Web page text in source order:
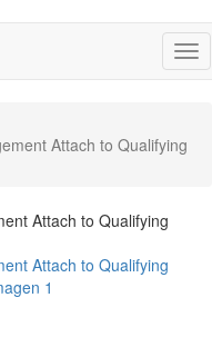
Attach to Qualifying